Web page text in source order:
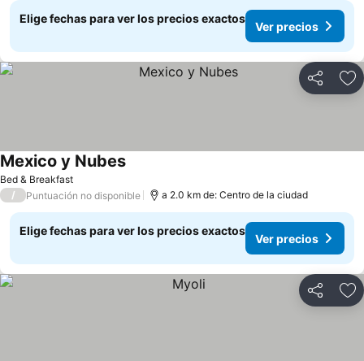
Elige fechas para ver los precios exactos
Ver precios
Compartir
Bed & Breakfast
Mexico y NubesVer precios
/ Puntuación no disponible a 2.0 km de: Centro de la ciudad
Elige fechas para ver los precios exactos
Ver precios
Compartir